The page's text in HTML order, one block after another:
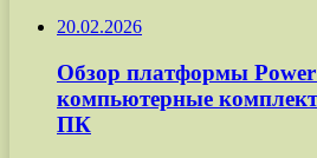
20.02.2026
Обзор платформы
компьютерные
ПК